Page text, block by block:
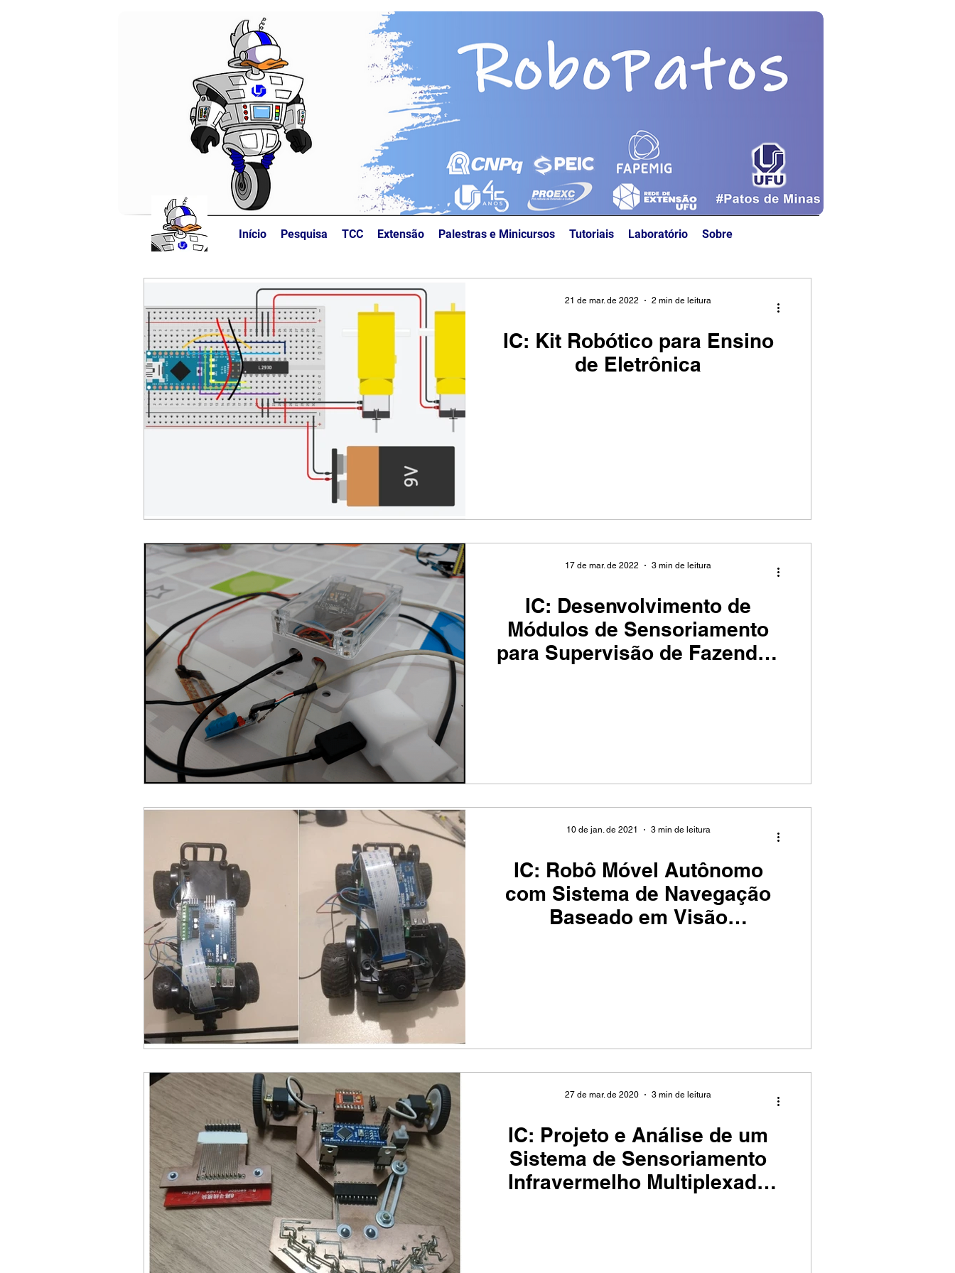
Início Pesquisa TCC Extensão Palestras e Minicursos Tutoriais Laboratório Sobre
IC: Kit Robótico para Ensino
de Eletrônica
21 de mar. de 2022 2 min de leitura
IC: Desenvolvimento de
Módulos de Sensoriamento
para Supervisão de Fazendas
17 de mar. de 2022 3 min de leitura
IC: Robô Móvel Autônomo
com Sistema de Navegação
Baseado em Visão
10 de jan. de 2021 3 min de leitura
IC: Projeto e Análise de um
Sistema de Sensoriamento
Infravermelho Multiplexado
27 de mar. de 2020 3 min de leitura